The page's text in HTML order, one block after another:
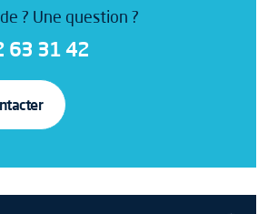
? Une question ?
63 31 42